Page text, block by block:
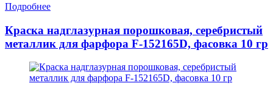
Подробнее
Краска надглазурная порошковая, серебристый
металлик для фарфора F-152165D, фасовка 10 гр